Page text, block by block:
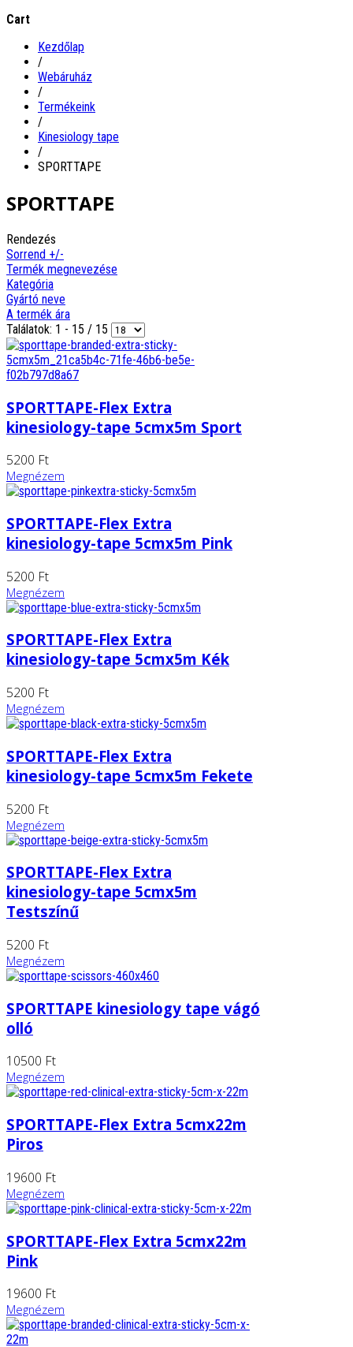
Cart
Kezdőlap
/
Webáruház
/
Termékeink
/
Kinesiology tape
/
SPORTTAPE
SPORTTAPE
Rendezés
Sorrend +/-
Termék megnevezése
Kategória
Gyártó neve
A termék ára
Találatok: 1 - 15 / 15
SPORTTAPE-Flex Extra
kinesiology-tape 5cmx5m Sport
5200 Ft
Megnézem
SPORTTAPE-Flex Extra
kinesiology-tape 5cmx5m Pink
5200 Ft
Megnézem
SPORTTAPE-Flex Extra
kinesiology-tape 5cmx5m Kék
5200 Ft
Megnézem
SPORTTAPE-Flex Extra
kinesiology-tape 5cmx5m Fekete
5200 Ft
Megnézem
SPORTTAPE-Flex Extra
kinesiology-tape 5cmx5m
Testszínű
5200 Ft
Megnézem
SPORTTAPE kinesiology tape vágó
olló
10500 Ft
Megnézem
SPORTTAPE-Flex Extra 5cmx22m
Piros
19600 Ft
Megnézem
SPORTTAPE-Flex Extra 5cmx22m
Pink
19600 Ft
Megnézem